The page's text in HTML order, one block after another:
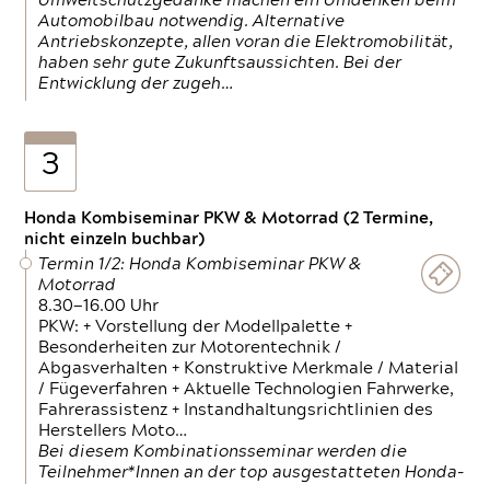
Automobilbau notwendig. Alternative
Antriebskonzepte, allen voran die Elektromobilität,
haben sehr gute Zukunftsaussichten. Bei der
Entwicklung der zugeh…
3
Honda Kombiseminar PKW & Motorrad (2 Termine,
nicht einzeln buchbar)
Termin 1/2: Honda Kombiseminar PKW &
Motorrad
8.30—16.00 Uhr
PKW: + Vorstellung der Modellpalette +
Besonderheiten zur Motorentechnik /
Abgasverhalten + Konstruktive Merkmale / Material
/ Fügeverfahren + Aktuelle Technologien Fahrwerke,
Fahrerassistenz + Instandhaltungsrichtlinien des
Herstellers Moto…
Bei diesem Kombinationsseminar werden die
Teilnehmer*Innen an der top ausgestatteten Honda-